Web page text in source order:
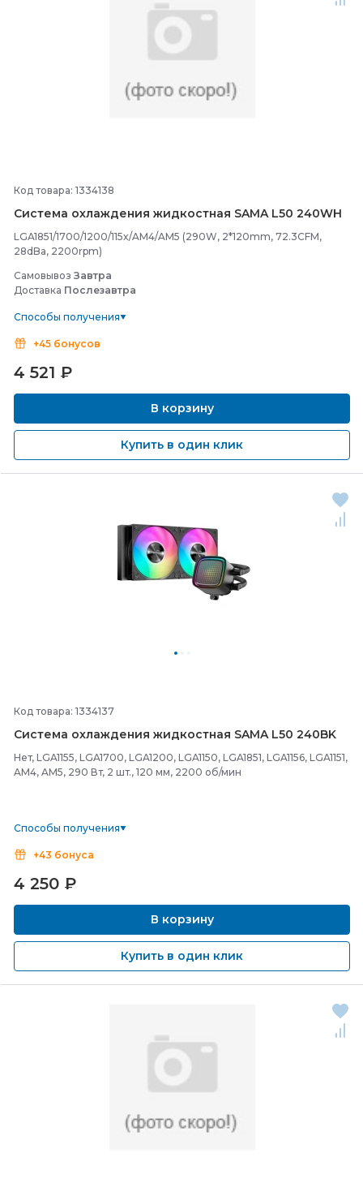
Код товара: 1334138
Система охлаждения жидкостная SAMA L50 240WH
LGA1851/1700/1200/115x/AM4/AM5 (290W, 2*120mm, 72.3CFM,
28dBa, 2200rpm)
Самовывоз Завтра
Доставка Послезавтра
Способы получения
+45 бонусов
4 521 ₽
В корзину
Купить в один клик
Код товара: 1334137
Система охлаждения жидкостная SAMA L50 240BK
Нет, LGA1155, LGA1700, LGA1200, LGA1150, LGA1851, LGA1156, LGA1151,
AM4, AM5, 290 Вт, 2 шт., 120 мм, 2200 об/мин
Способы получения
+43 бонуса
4 250 ₽
В корзину
Купить в один клик